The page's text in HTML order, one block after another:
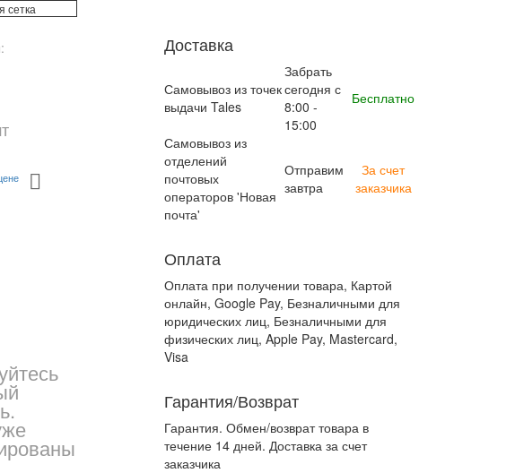
сетка
Доставка
Самовывоз из точек
выдачи Tales
Забрать
сегодня с
8:00 -
15:00
Бесплатно
Самовывоз из
отделений
почтовых
операторов 'Новая
почта'
Отправим
завтра
За счет
заказчика
Оплата
Оплата при получении товара, Картой
онлайн, Google Pay, Безналичными для
юридических лиц, Безналичными для
физических лиц, Apple Pay, Mastercard,
Visa
Гарантия/Возврат
Гарантия. Обмен/возврат товара в
течение 14 дней. Доставка за счет
заказчика